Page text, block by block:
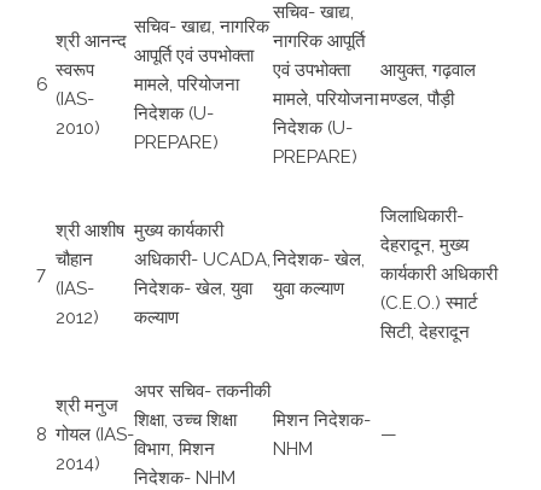
6
श्री आनन्द
स्वरूप
(IAS-
2010)
सचिव- खाद्य, नागरिक
आपूर्ति एवं उपभोक्ता
मामले, परियोजना
निदेशक (U-
PREPARE)
सचिव- खाद्य,
नागरिक आपूर्ति
एवं उपभोक्ता
मामले, परियोजना
निदेशक (U-
PREPARE)
आयुक्त, गढ़वाल
मण्डल, पौड़ी
7
श्री आशीष
चौहान
(IAS-
2012)
मुख्य कार्यकारी
अधिकारी- UCADA,
निदेशक- खेल, युवा
कल्याण
निदेशक- खेल,
युवा कल्याण
जिलाधिकारी-
देहरादून, मुख्य
कार्यकारी अधिकारी
(C.E.O.) स्मार्ट
सिटी, देहरादून
8
श्री मनुज
गोयल (IAS-
2014)
अपर सचिव- तकनीकी
शिक्षा, उच्च शिक्षा
विभाग, मिशन
निदेशक- NHM
मिशन निदेशक-
NHM
—